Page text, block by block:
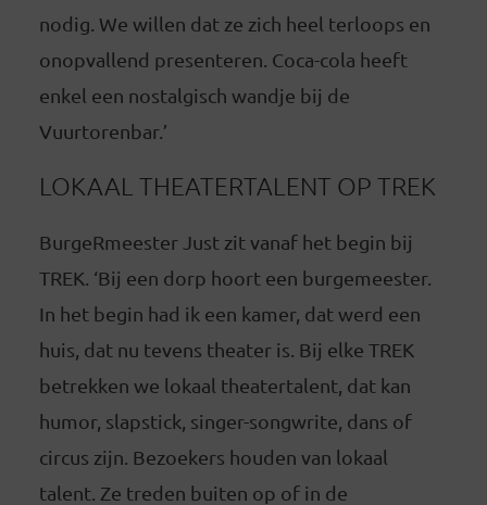
nodig. We willen dat ze zich heel terloops en
onopvallend presenteren. Coca-cola heeft
enkel een nostalgisch wandje bij de
Vuurtorenbar.’
LOKAAL THEATERTALENT OP TREK
BurgeRmeester Just zit vanaf het begin bij
TREK. ‘Bij een dorp hoort een burgemeester.
In het begin had ik een kamer, dat werd een
huis, dat nu tevens theater is. Bij elke TREK
betrekken we lokaal theatertalent, dat kan
humor, slapstick, singer-songwrite, dans of
circus zijn. Bezoekers houden van lokaal
talent. Ze treden buiten op of in de